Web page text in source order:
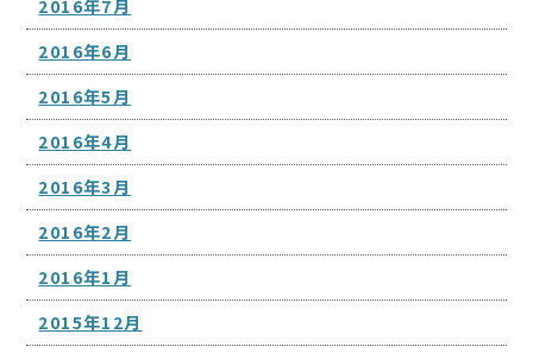
2016年7月
2016年6月
2016年5月
2016年4月
2016年3月
2016年2月
2016年1月
2015年12月